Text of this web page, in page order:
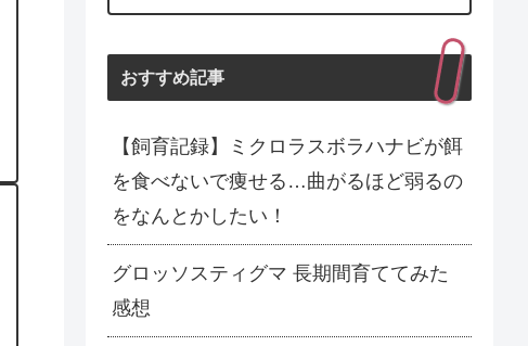
おすすめ記事
【飼育記録】ミクロラスボラハナビが餌
を食べないで痩せる…曲がるほど弱るの
をなんとかしたい！
グロッソスティグマ 長期間育ててみた
感想